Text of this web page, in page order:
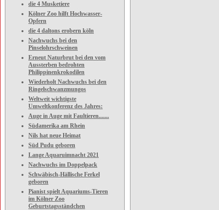
die 4 Musketiere
Kölner Zoo hilft Hochwasser-
Opfern
die 4 daltons erobern köln
Nachwuchs bei den
Pinselohrschweinen
Erneut Naturbrut bei den vom
Aussterben bedrohten
Philippinenkrokodilen
Wiederholt Nachwuchs bei den
Ringelschwanzmungos
Weltweit wichtigste
Umweltkonferenz des Jahres:
Auge in Auge mit Faultieren.......
Südamerika am Rhein
Nils hat neue Heimat
Süd Pudu geboren
Lange Aquaruimnacht 2021
Nachwuchs im Doppelpack
Schwäbisch-Hällische Ferkel
geboren
Pianist spielt Aquariums-Tieren
im Kölner Zoo
Geburtstagsständchen